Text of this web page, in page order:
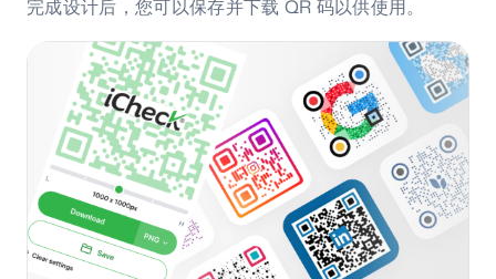
完成设计后，您可以保存并下载 QR 码以供使用。